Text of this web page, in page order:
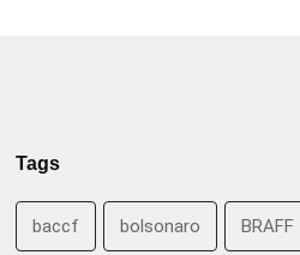
Tags
baccf bolsonaro BRAFF